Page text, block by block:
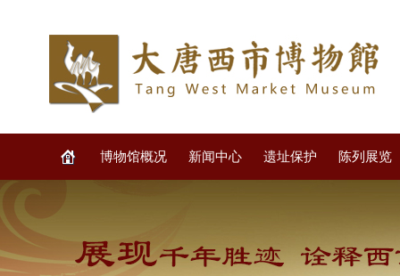
博物馆概况 新闻中心 遗址保护 陈列展览